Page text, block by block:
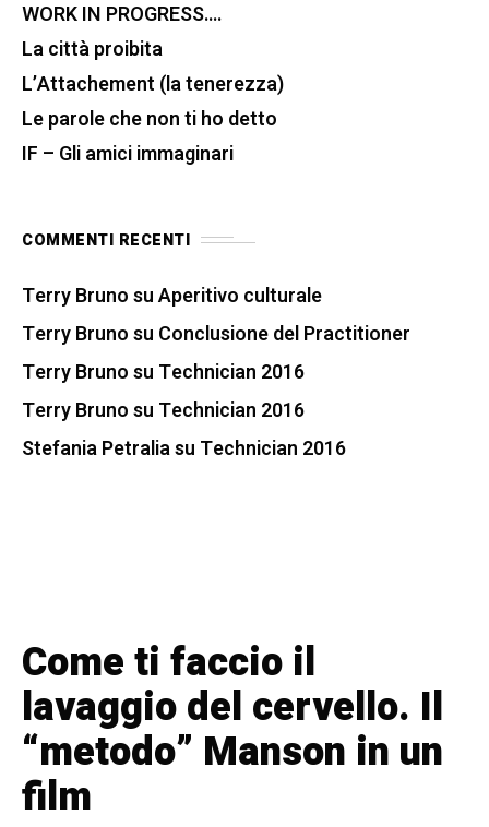
WORK IN PROGRESS….
La città proibita
L’Attachement (la tenerezza)
Le parole che non ti ho detto
IF – Gli amici immaginari
COMMENTI RECENTI
Terry BrunosuAperitivo culturale
Terry Brunosu Conclusione del Practitioner
Terry Brunosu Technician 2016
Terry Brunosu Technician 2016
Stefania Petraliasu Technician 2016
Come ti faccio il
lavaggio del cervello. Il
“metodo” Manson in un
film